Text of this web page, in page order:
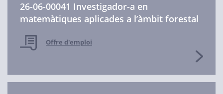
26-06-00041 Investigador-a en
matemàtiques aplicades a l’àmbit forestal
Offre d'emploi